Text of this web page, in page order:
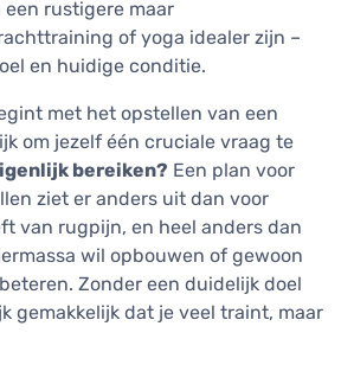
een rustigere maar
of yoga idealer zijn –
en huidige conditie.
met het opstellen van een
om jezelf één cruciale vraag te
bereiken? Een plan voor
ziet er anders uit dan voor
van rugpijn, en heel anders dan
wil opbouwen of gewoon
Zonder een duidelijk doel
gemakkelijk dat je veel traint, maar